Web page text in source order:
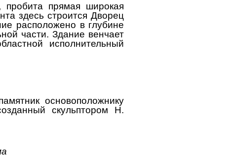
прямая широкая
здесь строится Дворец
расположено в глубине
части. Здание венчает
исполнительный
основоположнику
скульптором Н.